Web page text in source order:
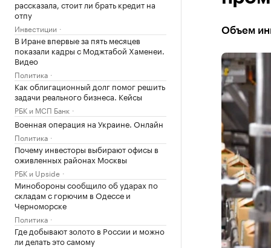
рассказала, стоит ли брать кредит на
отпу
Инвестиции
В Иране впервые за пять месяцев
показали кадры с Моджтабой Хаменеи.
Видео
Политика
Как облигационный долг помог решить
задачи реального бизнеса. Кейсы
РБК и МСП Банк
Военная операция на Украине. Онлайн
Политика
Почему инвесторы выбирают офисы в
оживленных районах Москвы
РБК и Upside
Минобороны сообщило об ударах по
складам с горючим в Одессе и
Черноморске
Политика
Где добывают золото в России и можно
ли делать это самому
Объем